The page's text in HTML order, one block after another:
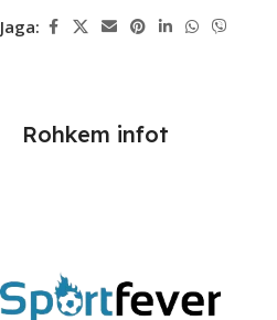
Jaga:
Rohkem infot